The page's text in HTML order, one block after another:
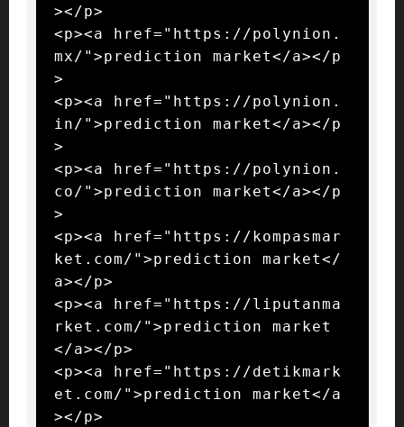
></p>
<p><a href="https://polynion.
mx/">prediction market</a></p
>
<p><a href="https://polynion.
in/">prediction market</a></p
>
<p><a href="https://polynion.
co/">prediction market</a></p
>
<p><a href="https://kompasmar
ket.com/">prediction market</
a></p>
<p><a href="https://liputanma
rket.com/">prediction market
</a></p>
<p><a href="https://detikmark
et.com/">prediction market</a
></p>